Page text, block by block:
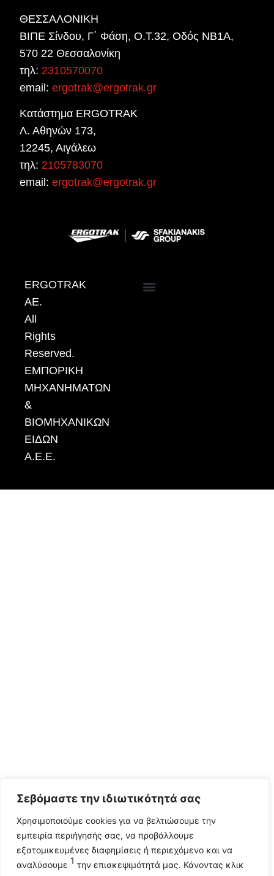
Σεβόμαστε την ιδιωτικότητά σας
Χρησιμοποιούμε cookies για να βελτιώσουμε την
εμπειρία περιήγησής σας, να προβάλλουμε
εξατομικευμένες διαφημίσεις ή περιεχόμενο και να
αναλύσουμε 1 την επισκεψιμότητά μας. Κάνοντας κλικ
ΘΕΣΣΑΛΟΝΙΚΗ
ΒΙΠΕ Σίνδου, Γ΄ Φάση, Ο.Τ.32, Οδός ΝΒ1Α,
570 22 Θεσσαλονίκη
τηλ: 2310570070
email:ergotrak@ergotrak.gr
Κατάστημα ERGOTRAK
Λ. Αθηνών 173,
12245, Αιγάλεω
τηλ: 2105783070
email:ergotrak@ergotrak.gr
ERGOTRAK
AE.
All
Rights
Reserved.
ΕΜΠΟΡΙΚΗ
ΜΗΧΑΝΗΜΑΤΩΝ
&
ΒΙΟΜΗΧΑΝΙΚΩΝ
ΕΙΔΩΝ
Α.Ε.Ε.